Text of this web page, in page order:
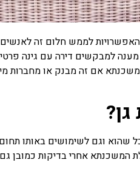
לממש חלום זה
למבקשים דירה עם גינה
משכנתא אם זה מבנק או מחברות
וגם לשימושים באותו תחום
אחרי בדיקות כמובן